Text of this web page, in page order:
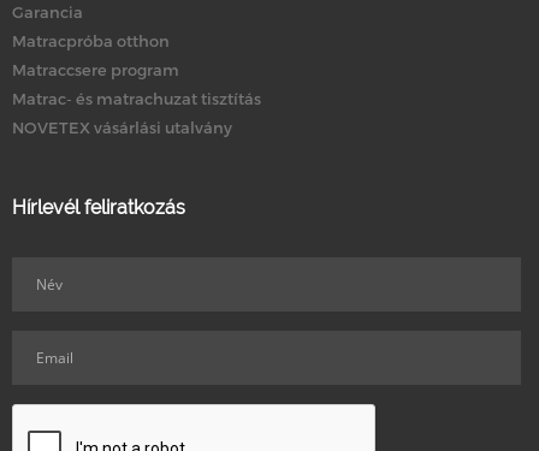
Garancia
Matracpróba otthon
Matraccsere program
Matrac- és matrachuzat tisztítás
NOVETEX vásárlási utalvány
Hírlevél feliratkozás